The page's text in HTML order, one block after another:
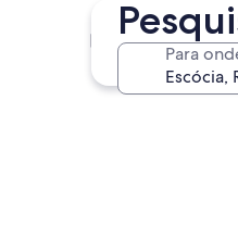
Para
Edinburgo